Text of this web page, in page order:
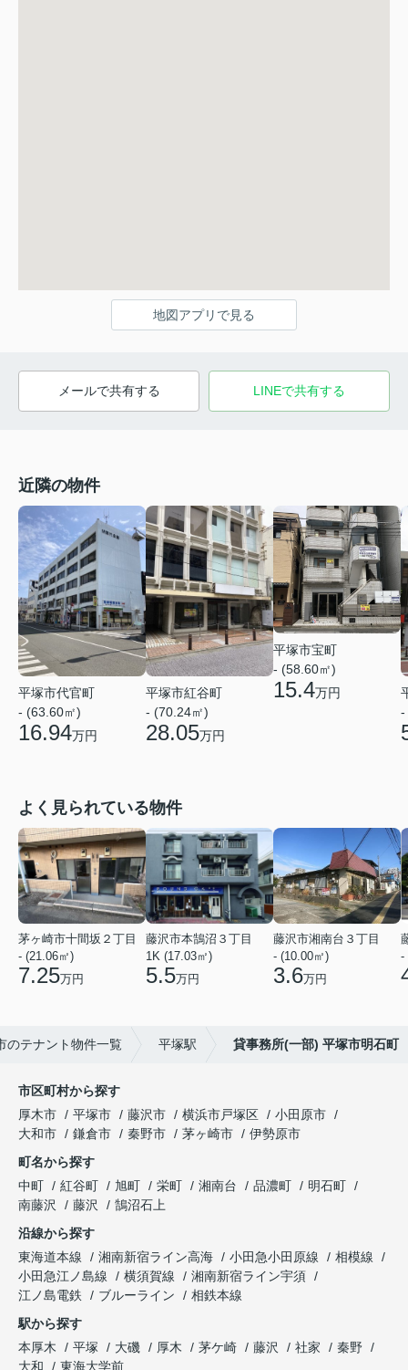
地図アプリで見る
メールで共有する LINEで共有する
近隣の物件
平塚市代官町
- (63.60㎡)
16.94万円
平塚市紅谷町
- (70.24㎡)
28.05万円
平塚市宝町
- (58.60㎡)
15.4万円
-
よく見られている物件
茅ヶ崎市十間坂２丁目
- (21.06㎡)
7.25万円
藤沢市本鵠沼３丁目
1K (17.03㎡)
5.5万円
藤沢市湘南台３丁目
- (10.00㎡)
3.6万円
-
のテナント物件一覧 平塚駅 貸事務所(一部) 平塚市明石町
市区町村から探す
厚木市
平塚市 藤沢市 横浜市戸塚区
小田原市
大和市
鎌倉市 秦野市 茅ヶ崎市
伊勢原市
町名から探す
中町
紅谷町 旭町 栄町 湘南台 品濃町
明石町
南藤沢
藤沢
鵠沼石上
沿線から探す
東海道本線
湘南新宿ライン高海 小田急小田原線
相模線
小田急江ノ島線
横須賀線
湘南新宿ライン宇須
江ノ島電鉄
ブルーライン
相鉄本線
駅から探す
本厚木
平塚 大磯 厚木 茅ケ崎 藤沢 社家
秦野
大和
東海大学前